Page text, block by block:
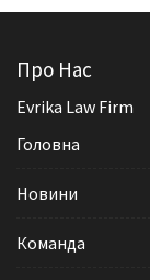
Про Нас
Evrika Law Firm
Головна
Новини
Команда